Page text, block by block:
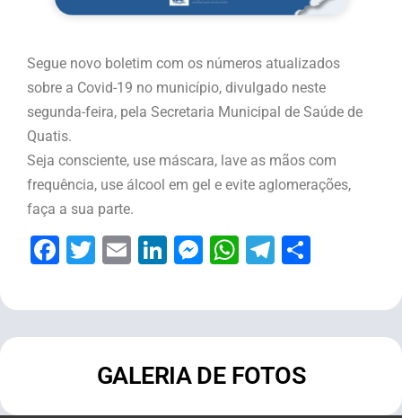
Segue novo boletim com os números atualizados
sobre a Covid-19 no município, divulgado neste
segunda-feira, pela Secretaria Municipal de Saúde de
Quatis.
Seja consciente, use máscara, lave as mãos com
frequência, use álcool em gel e evite aglomerações,
faça a sua parte.
Facebook
Twitter
EmailLinkedIn
Messenger
WhatsApp
Telegram
GALERIA DE FOTOS